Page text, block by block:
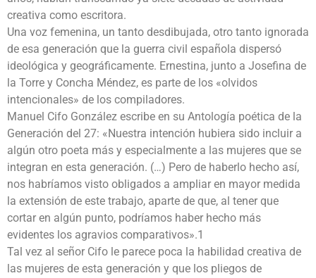
creativa como escritora.
Una voz femenina, un tanto desdibujada, otro tanto ignorada
de esa generación que la guerra civil española dispersó
ideológica y geográficamente. Ernestina, junto a Josefina de
la Torre y Concha Méndez, es parte de los «olvidos
intencionales» de los compiladores.
Manuel Cifo González escribe en su Antología poética de la
Generación del 27: «Nuestra intención hubiera sido incluir a
algún otro poeta más y especialmente a las mujeres que se
integran en esta generación. (…) Pero de haberlo hecho así,
nos habríamos visto obligados a ampliar en mayor medida
la extensión de este trabajo, aparte de que, al tener que
cortar en algún punto, podríamos haber hecho más
evidentes los agravios comparativos».1
Tal vez al señor Cifo le parece poca la habilidad creativa de
las mujeres de esta generación y que los pliegos de